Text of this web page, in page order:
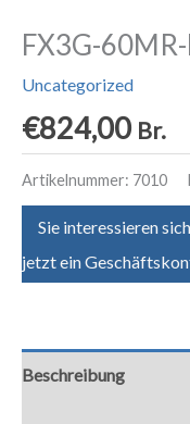
FX3G-
Uncategorized
€824,00 Br.
Artikelnummer: 7010
Sie interessieren
jetzt ein
Beschreibung